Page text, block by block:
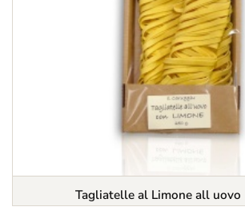
Tagliatelle al Limone all uovo